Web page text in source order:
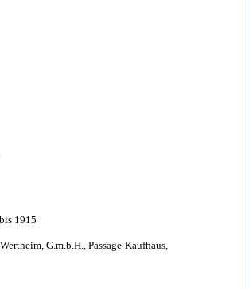
1915
G.m.b.H., Passage-Kaufhaus,